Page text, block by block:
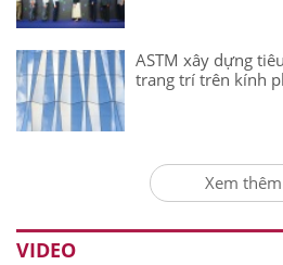
ASTM xây dựng
trang trí trên kính
Xem thêm
VIDEO